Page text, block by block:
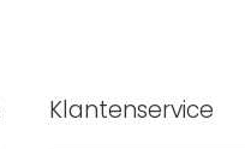
Klantenservice